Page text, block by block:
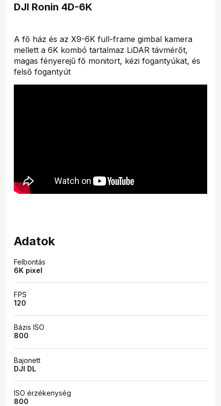
DJI Ronin 4D-6K
A fő ház és az X9-6K full-frame gimbal kamera
mellett a 6K kombó tartalmaz LiDAR távmérőt,
magas fényerejű fő monitort, kézi fogantyúkat, és
felső fogantyút
Adatok
Felbontás
6K pixel
FPS
120
Bázis ISO
800
Bajonett
DJI DL
ISO érzékenység
800